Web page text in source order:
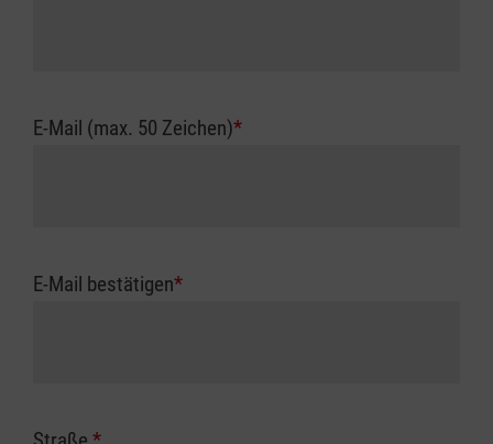
E-Mail (max. 50 Zeichen)*
E-Mail bestätigen*